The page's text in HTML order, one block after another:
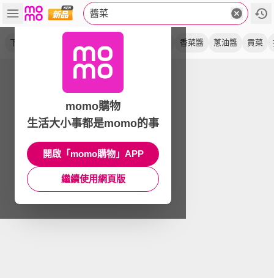
醬菜
下飯菜 香菜醬 蔥油醬 貢菜
momo購物
生活大小事都是momo的事
開啟「momo購物」APP
繼續使用網頁版